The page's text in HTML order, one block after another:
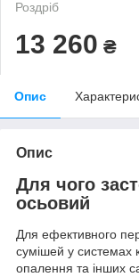
Роздріб
13 260 ₴
Опис
Опис
Для чого
осьовий
Для ефективного
сумішей у системах
опалення та інших